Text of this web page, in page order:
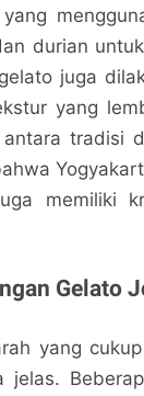
Gelato Jogja
Berkunjung ke
Nalarrakyat.com -
durian
juga
yang
tradisi
memiliki
Gelato
yang
jelas.
Gelato Jogja
Berkunjung ke
Nalarrakyat.com -